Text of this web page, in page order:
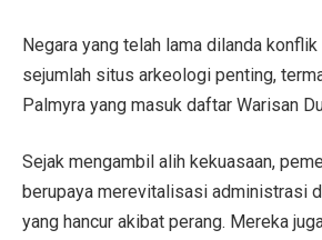
Negara yang telah lama dilanda
sejumlah situs arkeologi penting,
Palmyra yang masuk daftar Warisan
Sejak mengambil alih kekuasaan,
berupaya merevitalisasi administrasi
yang hancur akibat perang. Mereka